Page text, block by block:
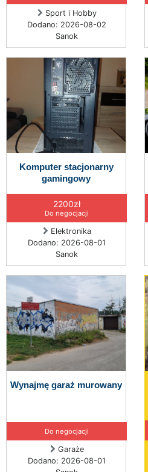
Sport i Hobby
Dodano: 2026-08-02
Sanok
Komputer stacjonarny
gamingowy
2200zł
Do negocjacji
Elektronika
Dodano: 2026-08-01
Sanok
Wynajmę garaż murowany
Do negocjacji
Garaże
Dodano: 2026-08-01